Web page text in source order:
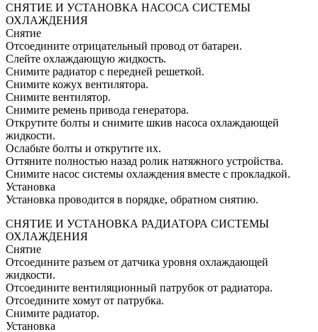
СНЯТИЕ И УСТАНОВКА НАСОСА СИСТЕМЫ
ОХЛАЖДЕНИЯ
Снятие
Отсоедините отрицательный провод от батареи.
Слейте охлаждающую жидкость.
Снимите радиатор с передней решеткой.
Снимите кожух вентилятора.
Снимите вентилятор.
Снимите ремень привода генератора.
Открутите болты и снимите шкив насоса охлаждающей
жидкости.
Ослабьте болты и открутите их.
Оттяните полностью назад ролик натяжного устройства.
Снимите насос системы охлаждения вместе с прокладкой.
Установка
Установка проводится в порядке, обратном снятию.
СНЯТИЕ И УСТАНОВКА РАДИАТОРА СИСТЕМЫ
ОХЛАЖДЕНИЯ
Снятие
Отсоедините разъем от датчика уровня охлаждающей
жидкости.
Отсоедините вентиляционный патрубок от радиатора.
Отсоедините хомут от патрубка.
Снимите радиатор.
Установка